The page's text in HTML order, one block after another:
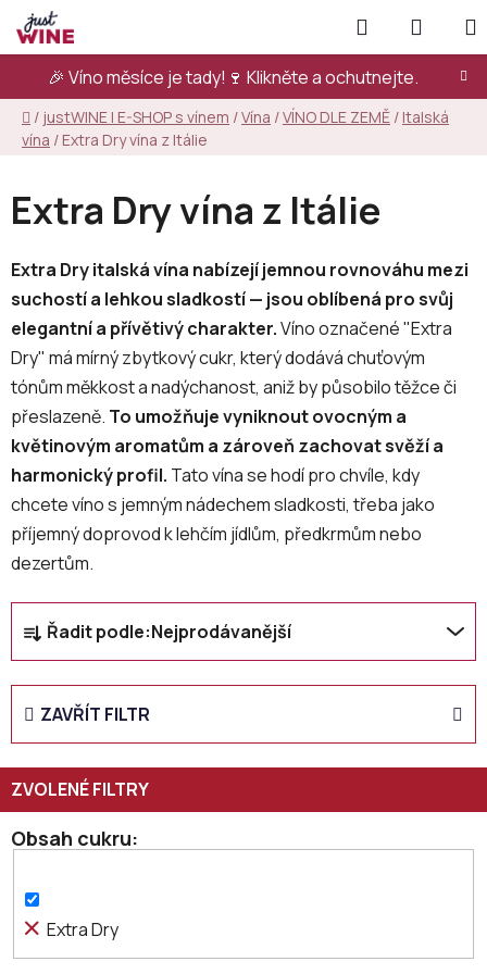
Přejít
na
obsah
🎉 Víno měsíce je tady!🍷 Klikněte a ochutnejte.
Hledat
KOŠÍK
Domů
/ justWINE | E-SHOP s vínem /Vína /VÍNO DLE ZEMĚ / Italská
vína / Extra Dry vína z Itálie
Extra Dry vína z Itálie
Extra Dry italská vína nabízejí jemnou rovnováhu mezi
suchostí a lehkou sladkostí — jsou oblíbená pro svůj
elegantní a přívětivý charakter.Víno označené "Extra
Dry" má mírný zbytkový cukr, který dodává chuťovým
tónům měkkost a nadýchanost, aniž by působilo těžce či
přeslazeně. To umožňuje vyniknout ovocným a
květinovým aromatům a zároveň zachovat svěží a
harmonický profil. Tato vína se hodí pro chvíle, kdy
chcete víno s jemným nádechem sladkosti, třeba jako
příjemný doprovod k lehčím jídlům, předkrmům nebo
dezertům.
Ř
a
z
n
p
r
o
u
t
Řadit podle:Nejprodávanější
ZAVŘÍT FILTR
Obsah cukru
Extra Dry